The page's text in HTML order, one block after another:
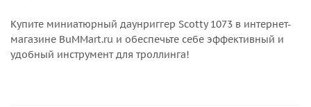
Купите миниатюрный даунриггер Scotty 1073 в интернет-
магазине BuMMart.ru и обеспечьте себе эффективный и
удобный инструмент для троллинга!